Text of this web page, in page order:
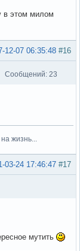
в этом милом
#16
12-07 06:35:48
Сообщений: 23
жизнь...
#17
03-24 17:46:47
мутить